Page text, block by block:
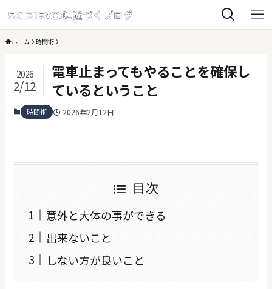
ホーム 時間術
電車止まってもやることを確保し
ているということ
2026
2/12
時間術 2026年2月12日
目次
意外と大体の事ができる
出来ないこと
しない方が良いこと